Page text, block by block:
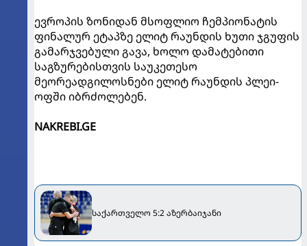
ევროპის ზონიდან მსოფლიო ჩემპიონატის
ფინალურ ეტაპზე ელიტ რაუნდის ხუთი ჯგუფის
გამარჯვებული გავა, ხოლო დამატებითი
საგზურებისთვის საუკეთესო
მეორეადგილოსნები ელიტ რაუნდის პლეი-
ოფში იბრძოლებენ.
NAKREBI.GE
საქართველო 5:2 აზერბაიჯანი